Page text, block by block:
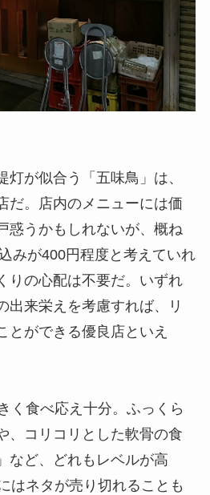
灯が似合う「五味鳥」は、
だ。店内のメニューには価
惑うかもしれないが、概ね
みが400円程度と考えていれ
りの心配は不要だ。いずれ
出来栄えを考慮すれば、リ
とができる優良店といえ
く食べ応え十分。ふっくら
、コリコリとした軟骨の食
など、どれもレベルが高
はネタが売り切れることも